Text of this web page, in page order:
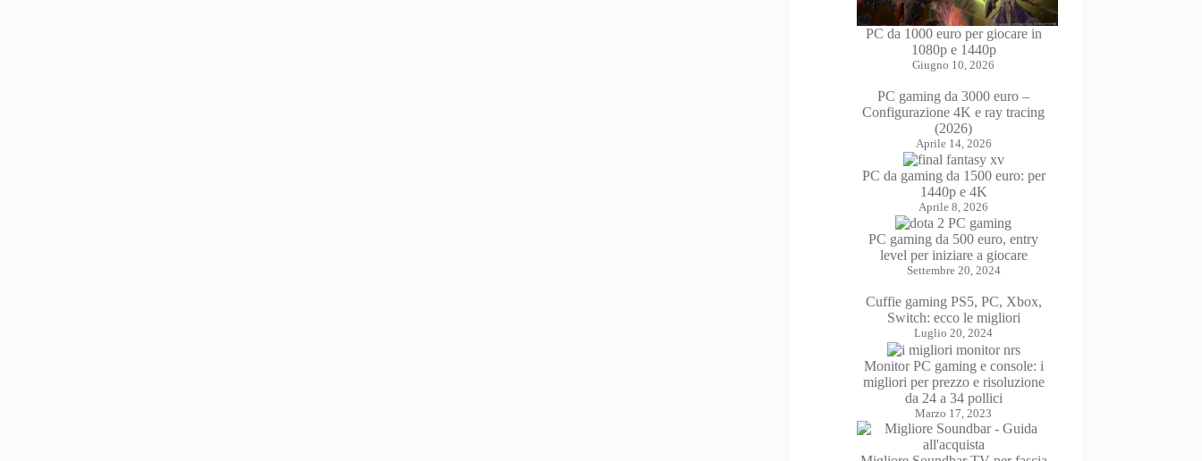
PC da 1000 euro per giocare in
1080p e 1440p
Giugno 10, 2026
PC gaming da 3000 euro –
Configurazione 4K e ray tracing
(2026)
Aprile 14, 2026
PC da gaming da 1500 euro: per
1440p e 4K
Aprile 8, 2026
PC gaming da 500 euro, entry
level per iniziare a giocare
Settembre 20, 2024
Cuffie gaming PS5, PC, Xbox,
Switch: ecco le migliori
Luglio 20, 2024
Monitor PC gaming e console: i
migliori per prezzo e risoluzione
da 24 a 34 pollici
Marzo 17, 2023